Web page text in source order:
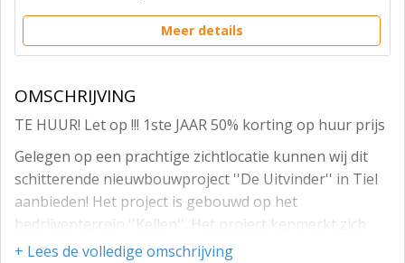
Meer details
OMSCHRIJVING
TE HUUR! Let op !!! 1ste JAAR 50% korting op huur prijs
Gelegen op een prachtige zichtlocatie kunnen wij dit
schitterende nieuwbouwproject ''De Uitvinder'' in Tiel
aanbieden! Het project is gebouwd op het
bedrijventerrein ''Kellen''. Het project kenmerkt zich
door een fraaie architectuur.
+ Lees de volledige omschrijving